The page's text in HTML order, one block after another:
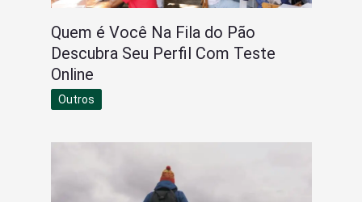
Quem é Você Na Fila do Pão
Descubra Seu Perfil Com Teste
Online
Outros